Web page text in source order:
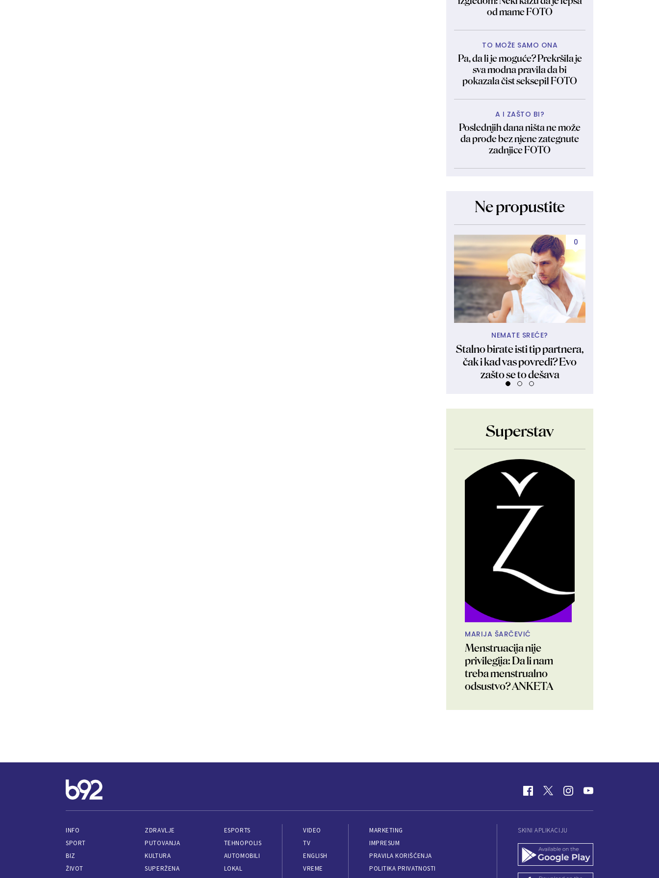
od mame FOTO
TO MOŽE SAMO ONA
Pa, da li je moguće? Prekršila je
sva modna pravila da bi
pokazala čist seksepil FOTO
A I ZAŠTO BI?
Poslednjih dana ništa ne može
da prođe bez njene zategnute
zadnjice FOTO
Ne propustite
0
NEMATE SREĆE?
Stalno birate isti tip partnera,
čak i kad vas povredi? Evo
zašto se to dešava
Superstav
MARIJA ŠARČEVIĆ
Menstruacija nije
privilegija: Da li nam
treba menstrualno
odsustvo? ANKETA
INFO
SPORT
BIZ
ŽIVOT
ZDRAVLJE
PUTOVANJA
KULTURA
SUPERŽENA
ESPORTS
TEHNOPOLIS
AUTOMOBILI
LOKAL
VIDEO
TV
ENGLISH
VREME
MARKETING
IMPRESUM
PRAVILA KORIŠĆENJA
POLITIKA PRIVATNOSTI
SKINI APLIKACIJU